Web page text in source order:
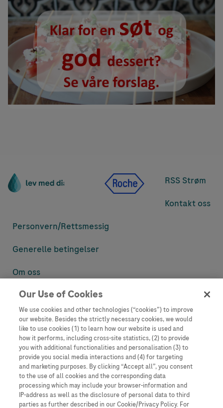
RSS Strøm
Kontakt oss
Personvern/Rettsmessig
Generelle betingelser
Om oss
Denne nettsiden inneholder informasjon som er målsatt til en stor
informasjon som ellers ikke er tilgjengelig eller gyldig i ditt land.
Vennligst vær oppmerksom på at vi ikke tar noe ansvar for tilgang til
informasjon som muligens ikke er i samsvar med noen gyldig juridisk
prosess, regulering, registrering eller bruk i bostedslandet ditt.
Roche har ikke alltid mulighet til å kvalitetssikre andres innlegg, men
vil fjerne villedende eller upassende innlegg så langt det lar seg gjøre.
Vi har ikke ansvar for innhold på eksterne nettsider som det lenkes til.
Kopiering av materiale fra dette nettstedet for bruk annet sted er ikke
tillatt uten avtale. Nettstedet selger plass til annonsører, og slikt
Our Use of Cookies
We use cookies and other technologies (“cookies”) to improve
our website. Besides the strictly necessary cookies, we would
like to use cookies (1) to learn how our website is used and
how it performs, including cross-site statistics, (2) to provide
you with additional functionalities and personalisation (3) to
provide you social media interactions and (4) for targeting
and marketing purposes. By clicking “Accept all”, you consent
to the use of all cookies and the corresponding data
processing which may include your browser-information and
IP-address as well as the disclosure of personal data to third
parties as further described in our Cookie/Privacy Policy. For